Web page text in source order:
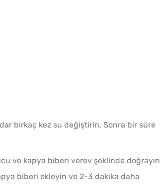
birkaç kez su değiştirin. Sonra bir süre
ve kapya biberi verev şeklinde doğrayın
biberi ekleyin ve 2-3 dakika daha